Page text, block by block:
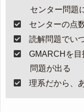
センター問題
センターの点
読解問題でい
GMARCHを
問題が出る
理系だから、